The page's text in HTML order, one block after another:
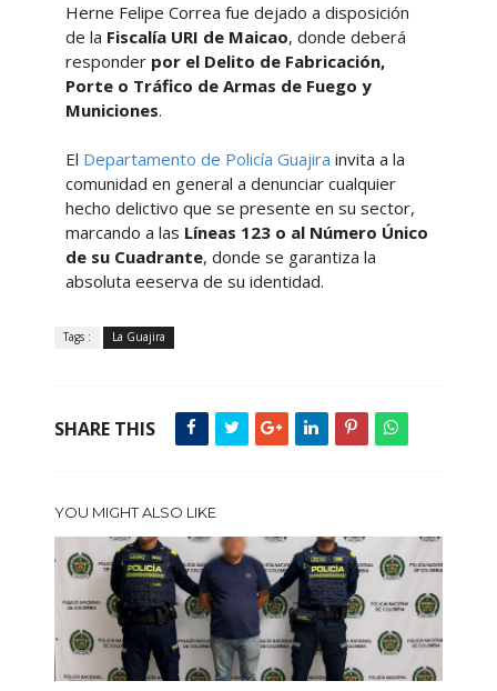
Herne Felipe Correa fue dejado a disposición
de la Fiscalía URI de Maicao, donde deberá
responder por el Delito de Fabricación,
Porte o Tráfico de Armas de Fuego y
Municiones.
El Departamento de Policía Guajira invita a la
comunidad en general a denunciar cualquier
hecho delictivo que se presente en su sector,
marcando a las Líneas 123 o al Número Único
de su Cuadrante, donde se garantiza la
absoluta eeserva de su identidad.
Tags : La Guajira
SHARE THIS
YOU MIGHT ALSO LIKE